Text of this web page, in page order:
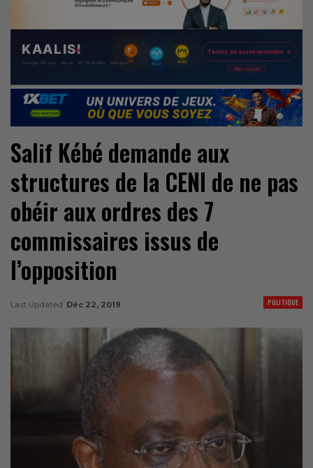
Salif Kébé demande aux
structures de la CENI de ne pas
obéir aux ordres des 7
commissaires issus de
l’opposition
POLITIQUE
Last Updated Déc 22, 2019